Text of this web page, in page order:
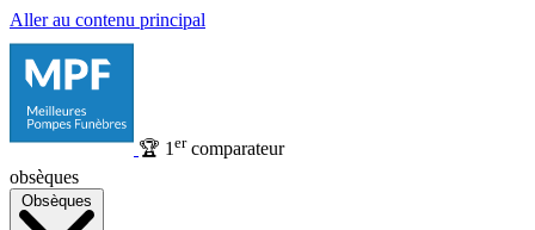
Aller au contenu principal
🏆 1 ercomparateur
obsèques
Obsèques